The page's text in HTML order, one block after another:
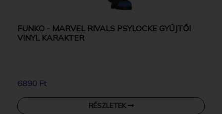
FUNKO - MARVEL RIVALS PSYLOCKE GYŰJTŐI
VINYL KARAKTER
6890 Ft
RÉSZLETEK